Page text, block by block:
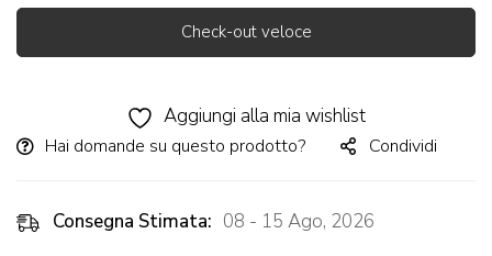
Check-out veloce
Aggiungi alla mia wishlist
Hai domande su questo prodotto? Condividi
Consegna Stimata: 08 - 15 Ago, 2026